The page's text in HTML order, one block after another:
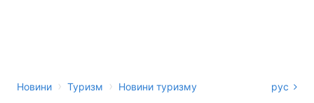
Новини › Туризм › Новини туризму рус